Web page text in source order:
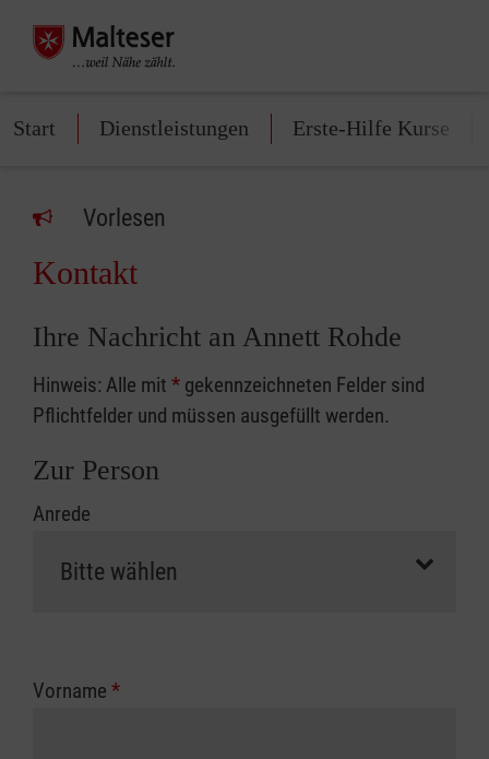
Start Dienstleistungen Erste-Hilfe Kurse
Vorlesen
Kontakt
Ihre Nachricht an Annett Rohde
Hinweis: Alle mit * gekennzeichneten Felder sind
Pflichtfelder und müssen ausgefüllt werden.
Zur Person
Anrede
Vorname *